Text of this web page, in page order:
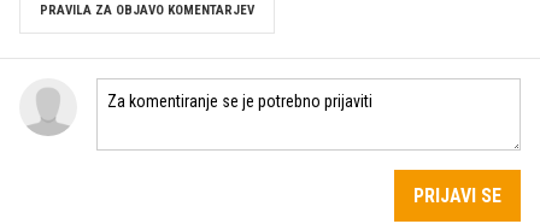
PRAVILA ZA OBJAVO KOMENTARJEV
PRIJAVI SE